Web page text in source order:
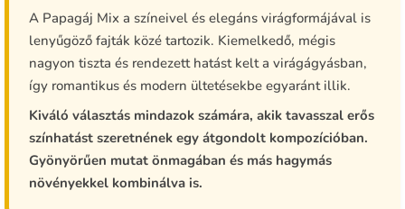
A Papagáj Mix a színeivel és elegáns virágformájával is
lenyűgöző fajták közé tartozik. Kiemelkedő, mégis
nagyon tiszta és rendezett hatást kelt a virágágyásban,
így romantikus és modern ültetésekbe egyaránt illik.
Kiváló választás mindazok számára, akik tavasszal erős
színhatást szeretnének egy átgondolt kompozícióban.
Gyönyörűen mutat önmagában és más hagymás
növényekkel kombinálva is.